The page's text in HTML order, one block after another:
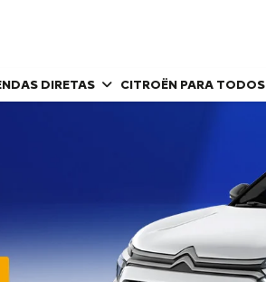
DIRETAS CITROËN PARA TODOS